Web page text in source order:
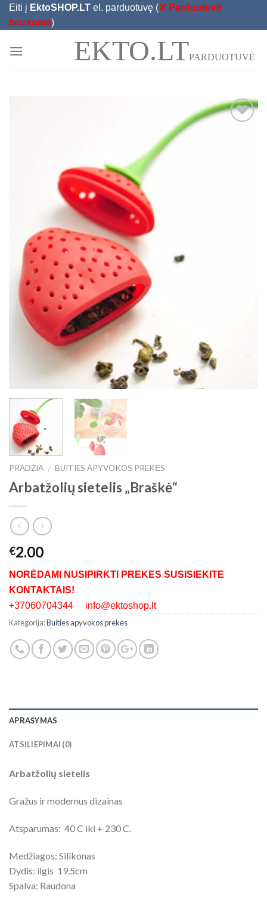
Skip
Eiti į EktoSHOP.LT el. parduotuvę (✘ Parduotuvė
tvarkoma)
EKTO.LTPARDUOTUVĖ
PRADŽIA / BUITIES APYVOKOS PREKĖS
Arbatžolių sietelis „Braškė“
€2.00
NORĖDAMI NUSIPIRKTI PREKES SUSISIEKITE
KONTAKTAIS!
+37060704344 info@ektoshop.lt
Kategorija:Buities apyvokos prekės
APRAŠYMAS
ATSILIEPIMAI (0)
Arbatžolių sietelis
Gražus ir modernus dizainas
Atsparumas: 40 C iki + 230 C.
Medžiagos: Silikonas
Dydis: ilgis 19.5cm
Spalva: Raudona